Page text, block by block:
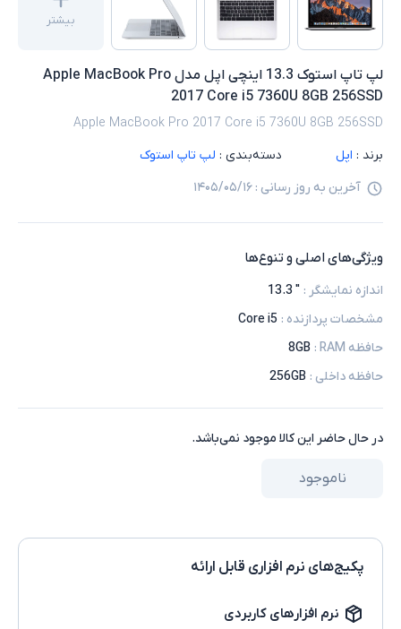
بیشتر
لپ تاپ استوک 13.3 اینچی اپل مدل Apple MacBook Pro
2017 Core i5 7360U 8GB 256SSD
Apple MacBook Pro 2017 Core i5 7360U 8GB 256SSD
برند : اپل دسته‌بندی : لپ تاپ استوک
آخرین به روز رسانی : ۱۴۰۵/۰۵/۱۶
ویژگی‌های اصلی و تنوع‌ها
اندازه نمایشگر :
" 13.3
مشخصات پردازنده :
Core i5
حافظه RAM
:
8GB
حافظه داخلی :
256GB
در حال حاضر این کالا موجود نمی‌باشد.
ناموجود
پکیج‌های نرم افزاری قابل ارائه
نرم افزارهای کاربردی